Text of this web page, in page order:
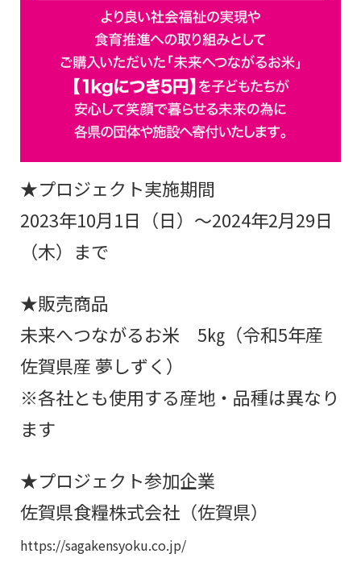
★プロジェクト実施期間
2023年10月1日（日）～2024年2月29日
（木）まで
★販売商品
未来へつながるお米 5㎏（令和5年産
佐賀県産 夢しずく）
※各社とも使用する産地・品種は異なり
ます
★プロジェクト参加企業
佐賀県食糧株式会社（佐賀県）
https://sagakensyoku.co.jp/